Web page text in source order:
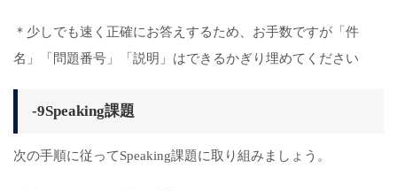
＊少しでも速く正確にお答えするため、お手数ですが「件
名」「問題番号」「説明」はできるかぎり埋めてください
-9Speaking課題
次の手順に従ってSpeaking課題に取り組みましょう。